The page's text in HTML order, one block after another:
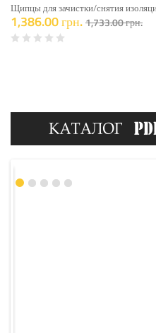
Щипцы для зачистки/снятия
1,386.00 грн.1,733.00 грн.